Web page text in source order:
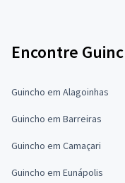
Encontre
Guincho em Alagoinhas
Guincho em Barreiras
Guincho em Camaçari
Guincho em Eunápolis